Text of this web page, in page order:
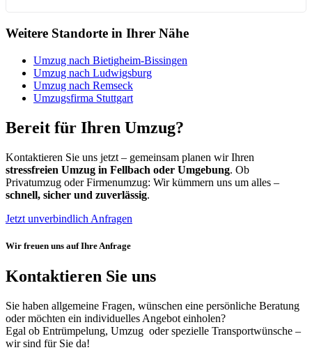
Weitere Standorte in Ihrer Nähe
Umzug nach Bietigheim-Bissingen
Umzug nach Ludwigsburg
Umzug nach Remseck
Umzugsfirma Stuttgart
Bereit für Ihren Umzug?
Kontaktieren Sie uns jetzt – gemeinsam planen wir Ihren
stressfreien Umzug in Fellbach oder Umgebung. Ob
Privatumzug oder Firmenumzug: Wir kümmern uns um alles –
schnell, sicher und zuverlässig.
Jetzt unverbindlich Anfragen
Wir freuen uns auf Ihre Anfrage
Kontaktieren Sie uns
Sie haben allgemeine Fragen, wünschen eine persönliche Beratung
oder möchten ein individuelles Angebot einholen?
Egal ob Entrümpelung, Umzug oder spezielle Transportwünsche –
wir sind für Sie da!